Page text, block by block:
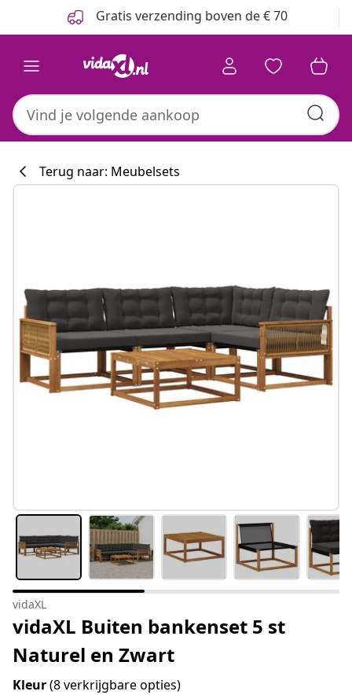
Gratis verzending boven de € 70
Terug naar: Meubelsets
vidaXL
vidaXL Buiten bankenset 5 st
Naturel en Zwart
Kleur(8 verkrijgbare opties)